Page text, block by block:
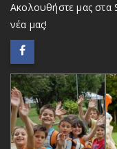
Ακολουθήστε μας στα
νέα μας!